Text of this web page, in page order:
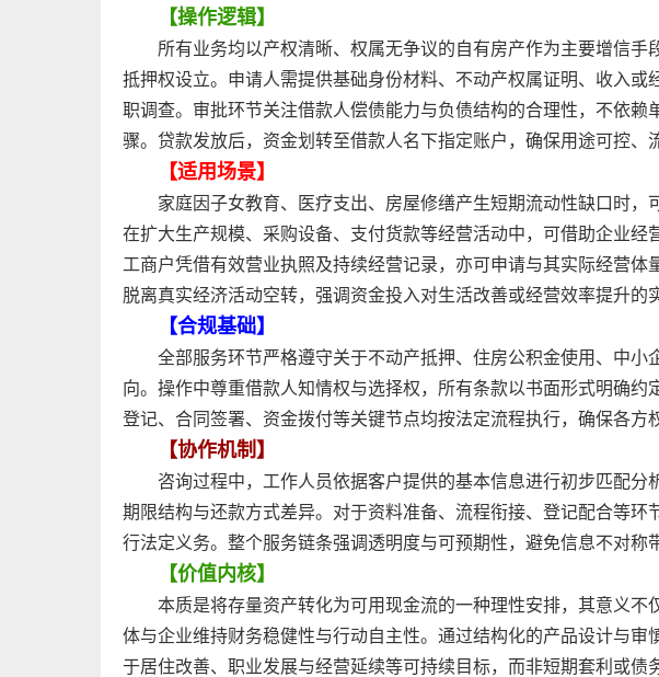
【操作逻辑】
所有业务均以产权清晰、权属无争议的自有房产作为主要增信手
抵押权设立。申请人需提供基础身份材料、不动产权属证明、收入或
职调查。审批环节关注借款人偿债能力与负债结构的合理性，不依赖
骤。贷款发放后，资金划转至借款人名下指定账户，确保用途可控、
【适用场景】
家庭因子女教育、医疗支出、房屋修缮产生短期流动性缺口时，
在扩大生产规模、采购设备、支付货款等经营活动中，可借助企业经
工商户凭借有效营业执照及持续经营记录，亦可申请与其实际经营体
脱离真实经济活动空转，强调资金投入对生活改善或经营效率提升的
【合规基础】
全部服务环节严格遵守关于不动产抵押、住房公积金使用、中小
向。操作中尊重借款人知情权与选择权，所有条款以书面形式明确约
登记、合同签署、资金拨付等关键节点均按法定流程执行，确保各方
【协作机制】
咨询过程中，工作人员依据客户提供的基本信息进行初步匹配分
期限结构与还款方式差异。对于资料准备、流程衔接、登记配合等环
行法定义务。整个服务链条强调透明度与可预期性，避免信息不对称
【价值内核】
本质是将存量资产转化为可用现金流的一种理性安排，其意义不
体与企业维持财务稳健性与行动自主性。通过结构化的产品设计与审
于居住改善、职业发展与经营延续等可持续目标，而非短期套利或债